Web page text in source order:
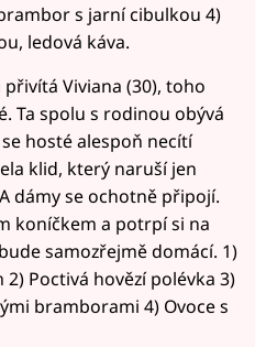
s jarní cibulkou 4)
ledová káva.
Viviana (30), toho
Ta spolu s rodinou obývá
hosté alespoň necítí
klid, který naruší jen
dámy se ochotně připojí.
koníčkem a potrpí si na
samozřejmě domácí. 1)
Poctivá hovězí polévka 3)
bramborami 4) Ovoce s